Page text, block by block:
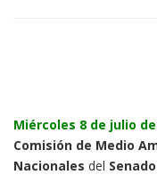
Miércoles 8 de julio de
Comisión de Medio
Nacionales del Senado